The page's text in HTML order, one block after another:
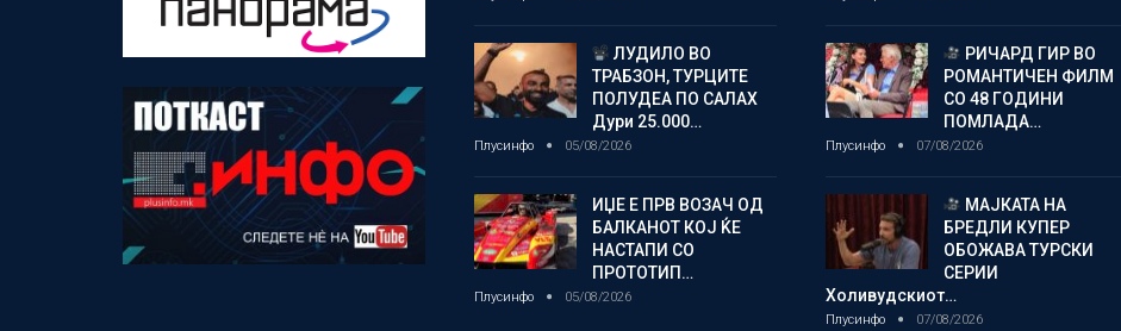
ЛУДИЛО ВО
ТРАБЗОН, ТУРЦИТЕ
ПОЛУДЕА ПО САЛАХ
Дури 25.000…
Плусинфо 05/08/2026
ИЏЕ Е ПРВ ВОЗАЧ ОД
БАЛКАНОТ КОЈ ЌЕ
НАСТАПИ СО
ПРОТОТИП…
Плусинфо 05/08/2026
РИЧАРД ГИР ВО
РОМАНТИЧЕН ФИЛМ
СО 48 ГОДИНИ
ПОМЛАДА…
Плусинфо 07/08/2026
МАЈКАТА НА
БРЕДЛИ КУПЕР
ОБОЖАВА ТУРСКИ
СЕРИИ
Холивудскиот…
Плусинфо 07/08/2026